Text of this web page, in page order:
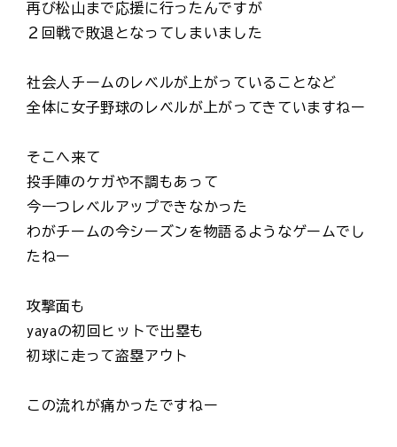
再び松山まで応援に行ったんですが
２回戦で敗退となってしまいました
社会人チームのレベルが上がっていることなど
全体に女子野球のレベルが上がってきていますねー
そこへ来て
投手陣のケガや不調もあって
今一つレベルアップできなかった
わがチームの今シーズンを物語るようなゲームでし
たねー
攻撃面も
yayaの初回ヒットで出塁も
初球に走って盗塁アウト
この流れが痛かったですねー